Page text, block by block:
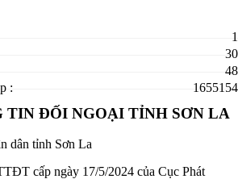
1
30
48
:
1655154
TIN ĐỐI NGOẠI TỈNH SƠN LA
dân tỉnh Sơn La
cấp ngày 17/5/2024 của Cục Phát